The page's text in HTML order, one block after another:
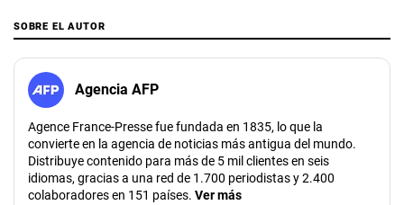
SOBRE EL AUTOR
Agencia AFP
Agence France-Presse fue fundada en 1835, lo que la
convierte en la agencia de noticias más antigua del mundo.
Distribuye contenido para más de 5 mil clientes en seis
idiomas, gracias a una red de 1.700 periodistas y 2.400
colaboradores en 151 países. Ver más